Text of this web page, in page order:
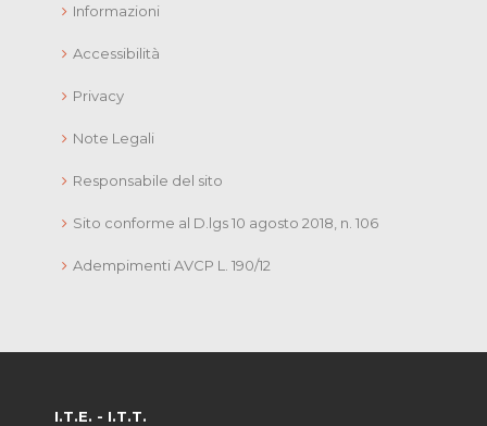
Informazioni
Accessibilità
Privacy
Note Legali
Responsabile del sito
Sito conforme al D.lgs 10 agosto 2018, n. 106
Adempimenti AVCP L. 190/12
I.T.E. - I.T.T.